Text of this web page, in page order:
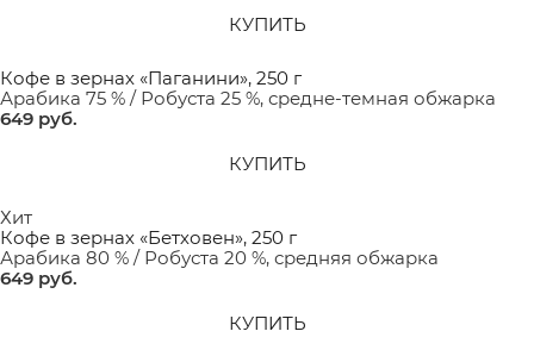
КУПИТЬ
Кофе в зернах «Паганини», 250 г
Арабика 75 % / Робуста 25 %, средне-темная обжарка
649 руб.
КУПИТЬ
Хит
Кофе в зернах «Бетховен», 250 г
Арабика 80 % / Робуста 20 %, средняя обжарка
649 руб.
КУПИТЬ